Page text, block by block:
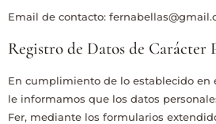
Email de contacto:
Registro de Datos de Carácter
En cumplimiento de lo establecido en
le informamos que los datos
Fer, mediante los formularios